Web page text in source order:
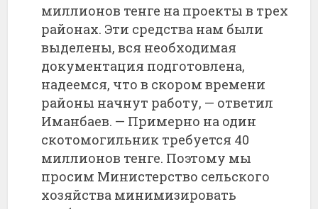
миллионов тенге на проектыв трех
районах. Эти средства нам были
выделены,вся необходимая
документация подготовлена,
надеемся, чтов скоромвремени
районы начнут работу, — ответил
Иманбаев. — Примерно на один
скотомогильник требуется 40
миллионов тенге. Поэтому мы
просим Министерство сельского
хозяйства минимизировать